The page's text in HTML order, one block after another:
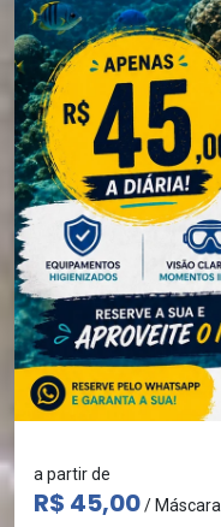
a partir de
R$ 45,00/ Máscara